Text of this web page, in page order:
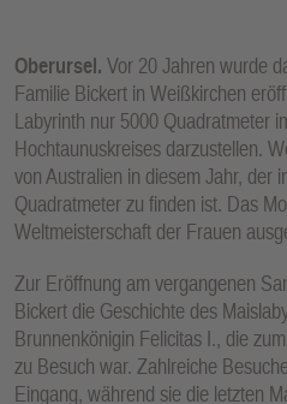
Oberursel. Vor 20 Jahren wurde
Familie Bickert in Weißkirchen
Labyrinth nur 5000 Quadratmeter
Hochtaunuskreises darzustellen.
von Australien in diesem Jahr, der
Quadratmeter zu finden ist. Das
Weltmeisterschaft der Frauen
Zur Eröffnung am vergangenen
Bickert die Geschichte des
Brunnenkönigin Felicitas I., die
zu Besuch war. Zahlreiche
Eingang, während sie die letzten